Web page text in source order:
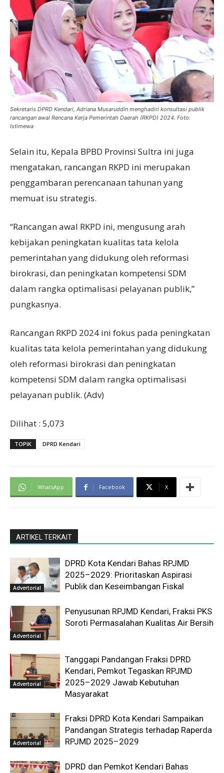
Sekretaris DPRD Kendari, Adriana Musaruddin menghadiri konsultasi publik
rancangan awal Rencana Kerja Pemerintah Daerah (RKPD) 2024. Foto:
Istimewa
Selain itu, Kepala BPBD Provinsi Sultra ini juga
mengatakan, rancangan RKPD ini merupakan
penggambaran perencanaan tahunan yang
memuat isu strategis.
“Rancangan awal RKPD ini, mengusung arah
kebijakan peningkatan kualitas tata kelola
pemerintahan yang didukung oleh reformasi
birokrasi, dan peningkatan kompetensi SDM
dalam rangka optimalisasi pelayanan publik,”
pungkasnya.
Rancangan RKPD 2024 ini fokus pada peningkatan
kualitas tata kelola pemerintahan yang didukung
oleh reformasi birokrasi dan peningkatan
kompetensi SDM dalam rangka optimalisasi
pelayanan publik. (Adv)
Dilihat : 5,073
TOPIK DPRD Kendari
WhatsApp Facebook X
ARTIKEL TERKAIT
Advertorial
DPRD Kota Kendari Bahas RPJMD
2025–2029: Prioritaskan Aspirasi
Publik dan Keseimbangan Fiskal
Advertorial
Penyusunan RPJMD Kendari, Fraksi PKS
Soroti Permasalahan Kualitas Air Bersih
Advertorial
Tanggapi Pandangan Fraksi DPRD
Kendari, Pemkot Tegaskan RPJMD
2025–2029 Jawab Kebutuhan
Masyarakat
Advertorial
Fraksi DPRD Kota Kendari Sampaikan
Pandangan Strategis terhadap Raperda
RPJMD 2025–2029
DPRD dan Pemkot Kendari Bahas